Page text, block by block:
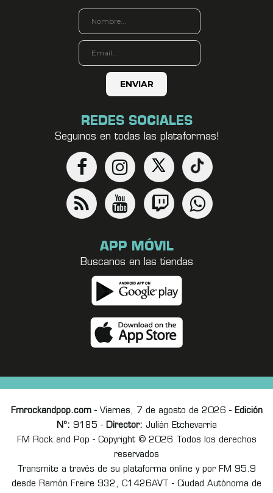
REDES SOCIALES
Seguinos en todas las plataformas!
APP MÓVIL
Buscanos en las tiendas
Fmrockandpop.com- Viernes, 7 de agosto de 2026 - Edición
Nº: 9185 - Director: Julián Etchevarria
FM Rock and Pop - Copyright © 2026 Todos los derechos
reservados
Transmite a través de su plataforma online y por FM 95.9
desde Ramón Freire 932, C1426AVT - Ciudad Autónoma de